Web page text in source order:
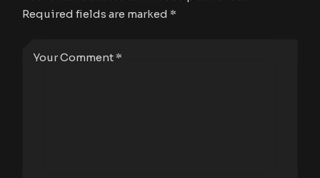
Required fields are marked *